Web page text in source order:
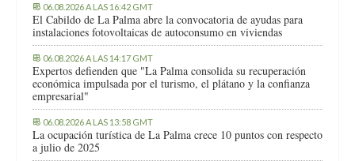
06.08.2026 A LAS 16:42 GMT
El Cabildo de La Palma abre la convocatoria de ayudas para
instalaciones fotovoltaicas de autoconsumo en viviendas
06.08.2026 A LAS 14:17 GMT
Expertos defienden que "La Palma consolida su recuperación
económica impulsada por el turismo, el plátano y la confianza
empresarial"
06.08.2026 A LAS 13:58 GMT
La ocupación turística de La Palma crece 10 puntos con respecto
a julio de 2025